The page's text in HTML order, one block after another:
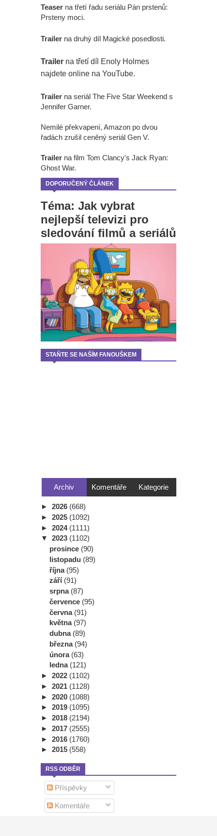
Teaser na třetí řadu seriálu Pán prstenů:
Prsteny moci.
Trailer na druhý díl Magické posedlosti.
Trailer na třetí díl Enoly Holmes
najdete online na YouTube.
Trailer na seriál The Five Star Weekend s
Jennifer Garner.
Nemilé překvapení, Amazon po dvou
řadách zrušil ceněný seriál Gen V.
Trailer na film Tom Clancy's Jack Ryan:
Ghost War.
DOPORUČENÝ ČLÁNEK
Téma: Jak vybrat
nejlepší televizi pro
sledování filmů a seriálů
STAŇTE SE NAŠÍM FANOUŠKEM
Archiv Komentáře Kategorie
► 2026 (668)
► 2025 (1092)
► 2024 (1111)
▼ 2023 (1102)
prosince (90)
listopadu (89)
října (95)
září (91)
srpna (87)
července (95)
června (91)
května (97)
dubna (89)
března (94)
února (63)
ledna (121)
► 2022 (1102)
► 2021 (1128)
► 2020 (1088)
► 2019 (1095)
► 2018 (2194)
► 2017 (2555)
► 2016 (1760)
► 2015 (558)
RSS ODBĚR
Příspěvky
Komentáře